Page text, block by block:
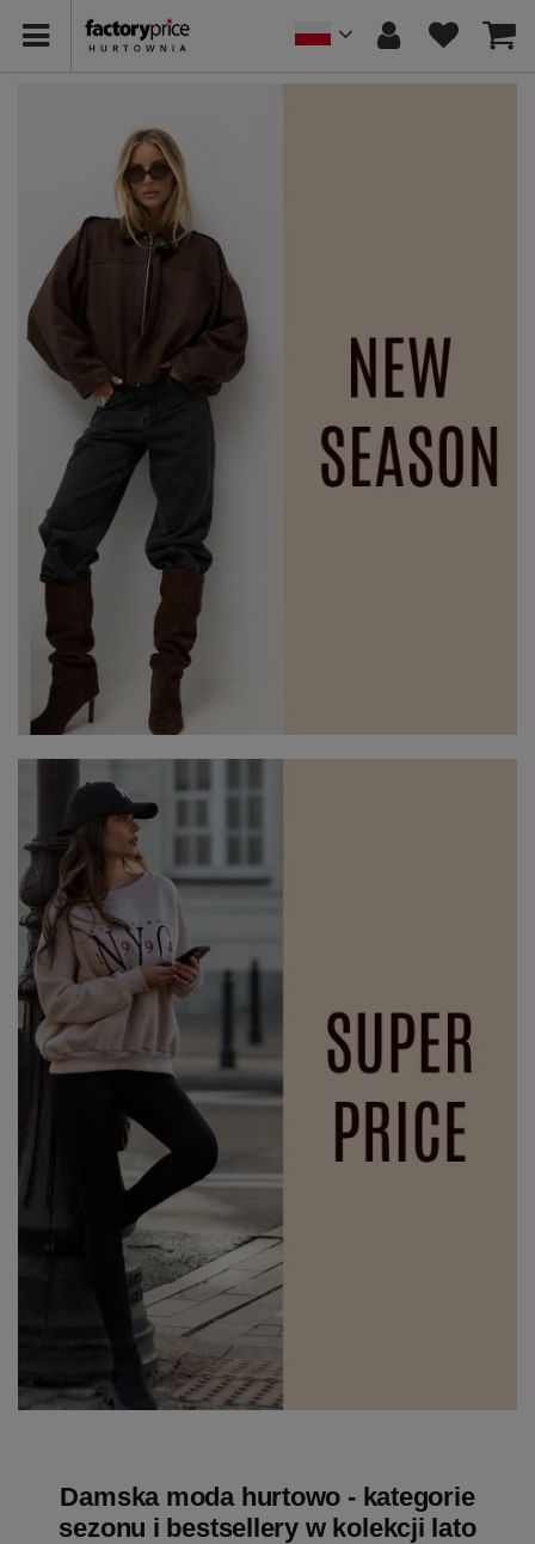
Damska moda hurtowo - kategorie
sezonu i bestsellery w kolekcji lato